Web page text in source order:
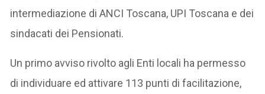
intermediazione di ANCI Toscana, UPI Toscana e dei
sindacati dei Pensionati.
Un primo avviso rivolto agli Enti locali ha permesso
di individuare ed attivare 113 punti di facilitazione,